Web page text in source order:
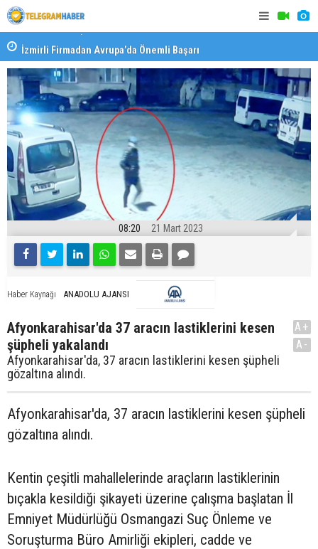
İzmirli Firmadan Avrupa’da Önemli Başarı
Devlet
08:20 21 Mart 2023
Haber Kaynağı ANADOLU AJANSI
Afyonkarahisar'da 37 aracın lastiklerini kesen
şüpheli yakalandı
Afyonkarahisar'da, 37 aracın lastiklerini kesen şüpheli
gözaltına alındı.
A+
A-
Afyonkarahisar'da, 37 aracın lastiklerini kesen şüpheli
gözaltına alındı.
Kentin çeşitli mahallelerinde araçların lastiklerinin
bıçakla kesildiği şikayeti üzerine çalışma başlatan İl
Emniyet Müdürlüğü Osmangazi Suç Önleme ve
Soruşturma Büro Amirliği ekipleri, cadde ve